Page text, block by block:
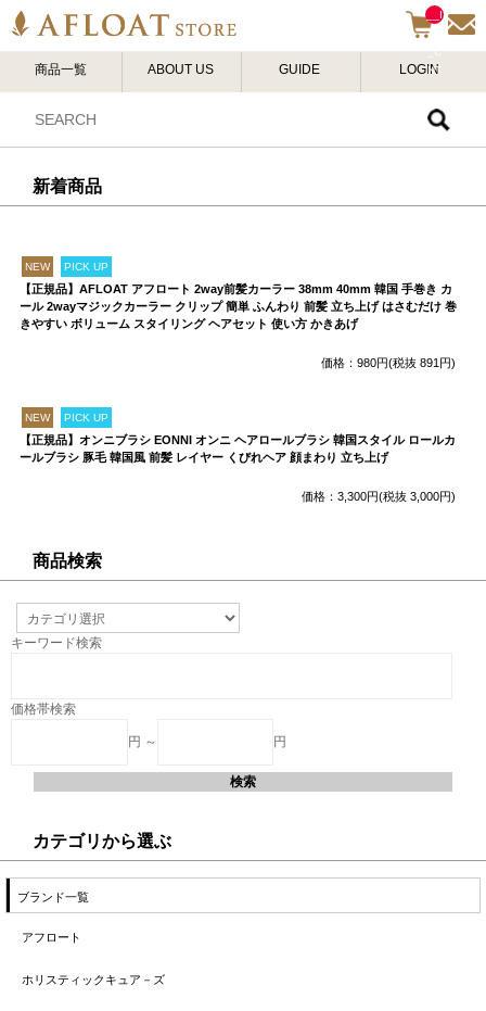
__I
TM
_C
NT
商品一覧 ABOUT US GUIDE LOGIN
新着商品
NEW PICK UP
【正規品】AFLOAT アフロート 2way前髪カーラー 38mm 40mm 韓国 手巻き カ
ール 2wayマジックカーラー クリップ 簡単 ふんわり 前髪 立ち上げ はさむだけ 巻
きやすい ボリューム スタイリング ヘアセット 使い方 かきあげ
価格：980円(税抜 891円)
NEW PICK UP
【正規品】オンニブラシ EONNI オンニ ヘアロールブラシ 韓国スタイル ロールカ
ールブラシ 豚毛 韓国風 前髪 レイヤー くびれヘア 顔まわり 立ち上げ
価格：3,300円(税抜 3,000円)
商品検索
キーワード検索
価格帯検索
円 ～ 円
カテゴリから選ぶ
ブランド一覧
アフロート
ホリスティックキュア－ズ